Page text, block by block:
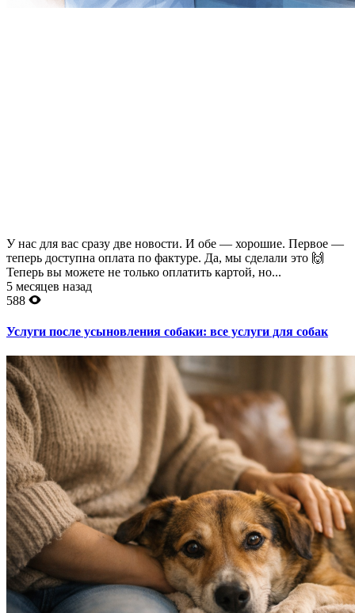
У нас для вас сразу две новости. И обе — хорошие. Первое —
теперь доступна оплата по фактуре. Да, мы сделали это 🙌
Теперь вы можете не только оплатить картой, но...
5 месяцев назад
588
Услуги после усыновления собаки: все услуги для собак